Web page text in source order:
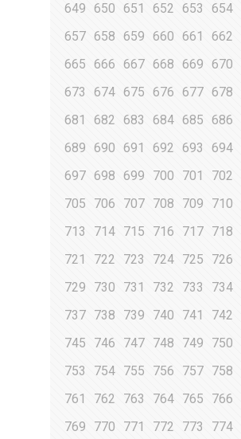
649
650 651 652 653 654
657 658 659 660 661 662
665
666 667 668 669 670
673
674 675 676 677 678
681
682 683 684 685 686
689
690 691 692 693 694
697 698 699 700 701 702
705
706 707 708 709 710
713
714 715 716 717 718
721
722 723 724 725 726
729
730 731 732 733 734
737 738 739 740 741 742
745
746 747 748 749 750
753
754 755 756 757 758
761
762 763 764 765 766
769
770 771 772 773 774